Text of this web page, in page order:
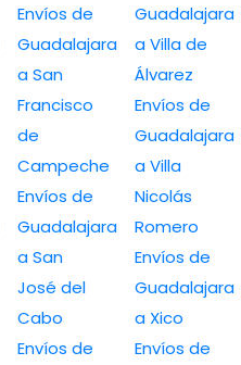
Envíos de
Guadalajara
a San
Francisco
de
Campeche
Envíos de
Guadalajara
a San
José del
Cabo
Envíos de
Guadalajara
a Villa de
Álvarez
Envíos de
Guadalajara
a Villa
Nicolás
Romero
Envíos de
Guadalajara
a Xico
Envíos de